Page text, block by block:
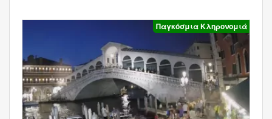
Παγκόσμια Κληρονομιά